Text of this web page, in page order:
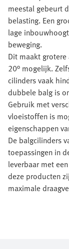
meestal gebeurt
belasting. Een
lage
beweging.
Dit maakt
20° mogelijk.
cilinders vaak
dubbele balg is
Gebruik met
vloeistoffen is
eigenschappen
De balgcilinders
toepassingen in
leverbaar met
deze producten
maximale